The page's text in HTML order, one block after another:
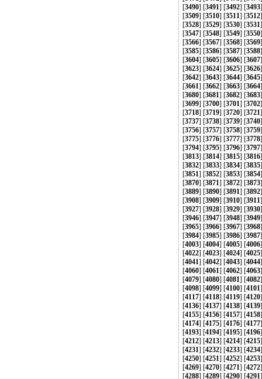
[3490] [3491] [3492] [3493
[3509] [3510] [3511] [3512
[3528] [3529] [3530] [3531
[3547] [3548] [3549] [3550
[3566] [3567] [3568] [3569
[3585] [3586] [3587] [3588
[3604] [3605] [3606] [3607
[3623] [3624] [3625] [3626
[3642] [3643] [3644] [3645
[3661] [3662] [3663] [3664
[3680] [3681] [3682] [3683
[3699] [3700] [3701] [3702
[3718] [3719] [3720] [3721
[3737] [3738] [3739] [3740
[3756] [3757] [3758] [3759
[3775] [3776] [3777] [3778
[3794] [3795] [3796] [3797
[3813] [3814] [3815] [3816
[3832] [3833] [3834] [3835
[3851] [3852] [3853] [3854
[3870] [3871] [3872] [3873
[3889] [3890] [3891] [3892
[3908] [3909] [3910] [3911
[3927] [3928] [3929] [3930
[3946] [3947] [3948] [3949
[3965] [3966] [3967] [3968
[3984] [3985] [3986] [3987
[4003] [4004] [4005] [4006
[4022] [4023] [4024] [4025
[4041] [4042] [4043] [4044
[4060] [4061] [4062] [4063
[4079] [4080] [4081] [4082
[4098] [4099] [4100] [4101
[4117] [4118] [4119] [4120
[4136] [4137] [4138] [4139
[4155] [4156] [4157] [4158
[4174] [4175] [4176] [4177
[4193] [4194] [4195] [4196
[4212] [4213] [4214] [4215
[4231] [4232] [4233] [4234
[4250] [4251] [4252] [4253
[4269] [4270] [4271] [4272
[4288] [4289] [4290] [4291